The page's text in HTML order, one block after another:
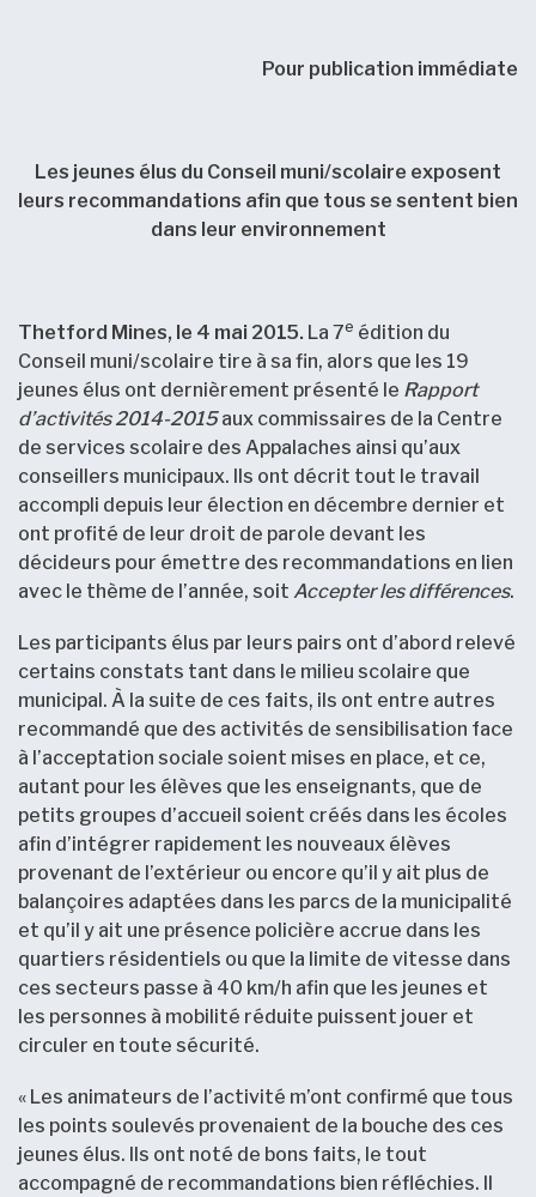
Pour publication immédiate
Les jeunes élus du Conseil muni/scolaire exposent
leurs recommandations afin que tous se sentent bien
dans leur environnement
Thetford Mines, le 4 mai 2015. La 7e édition du
Conseil muni/scolaire tire à sa fin, alors que les 19
jeunes élus ont dernièrement présenté le Rapport
d’activités 2014-2015aux commissaires de la Centre
de services scolaire des Appalaches ainsi qu’aux
conseillers municipaux. Ils ont décrit tout le travail
accompli depuis leur élection en décembre dernier et
ont profité de leur droit de parole devant les
décideurs pour émettre des recommandations en lien
avec le thème de l’année, soit Accepter les différences.
Les participants élus par leurs pairs ont d’abord relevé
certains constats tant dans le milieu scolaire que
municipal. À la suite de ces faits, ils ont entre autres
recommandé que des activités de sensibilisation face
à l’acceptation sociale soient mises en place, et ce,
autant pour les élèves que les enseignants, que de
petits groupes d’accueil soient créés dans les écoles
afin d’intégrer rapidement les nouveaux élèves
provenant de l’extérieur ou encore qu’il y ait plus de
balançoires adaptées dans les parcs de la municipalité
et qu’il y ait une présence policière accrue dans les
quartiers résidentiels ou que la limite de vitesse dans
ces secteurs passe à 40 km/h afin que les jeunes et
les personnes à mobilité réduite puissent jouer et
circuler en toute sécurité.
« Les animateurs de l’activité m’ont confirmé que tous
les points soulevés provenaient de la bouche des ces
jeunes élus. Ils ont noté de bons faits, le tout
accompagné de recommandations bien réfléchies. Il